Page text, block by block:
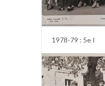
1978-79 : 5e I